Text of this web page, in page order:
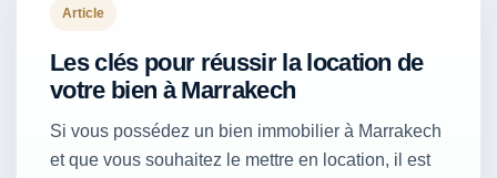
Article
Les clés pour réussir la location de
votre bien à Marrakech
Si vous possédez un bien immobilier à Marrakech
et que vous souhaitez le mettre en location, il est